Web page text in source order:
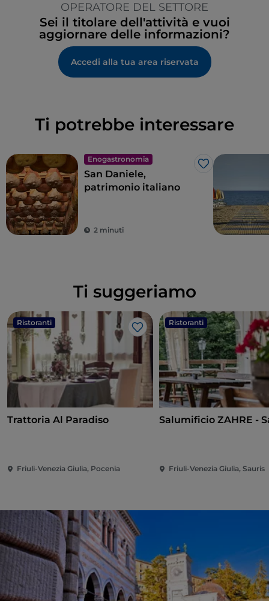
OPERATORE DEL SETTORE
Sei il titolare dell'attività e vuoi
aggiornare delle informazioni?
Accedi alla tua area riservata
Ti potrebbe interessare
Enogastronomia
Like
San Daniele,
patrimonio italiano
2 minuti
Ti suggeriamo
Ristoranti
Like
Trattoria Al Paradiso
Friuli-Venezia Giulia, Pocenia
Ristoranti
Salumificio ZAHRE -
Friuli-Venezia Giulia, Sauris